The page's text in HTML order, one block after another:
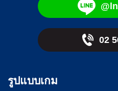
02
รูปแบบเกม